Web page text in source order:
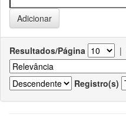
Resultados/Página |
Registro(s)